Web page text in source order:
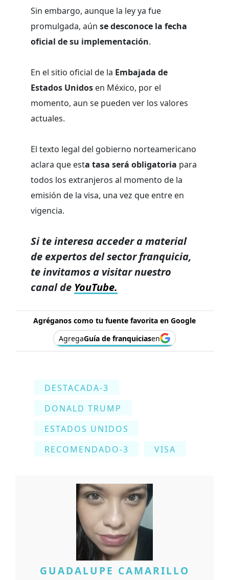
Sin embargo, aunque la ley ya fue
promulgada, aún se desconoce la fecha
oficial de su implementación.
En el sitio oficial de la Embajada de
Estados Unidos en México, por el
momento, aun se pueden ver los valores
actuales.
El texto legal del gobierno norteamericano
aclara que esta tasa será obligatoria para
todos los extranjeros al momento de la
emisión de la visa, una vez que entre en
vigencia.
Si te interesa acceder a material
de expertos del sector franquicia,
te invitamos a visitar nuestro
canal de YouTube.
Agréganos como tu fuente favorita en Google
AgregaGuía de franquiciasen
DESTACADA-3
DONALD TRUMP
ESTADOS UNIDOS
RECOMENDADO-3
VISA
GUADALUPE CAMARILLO